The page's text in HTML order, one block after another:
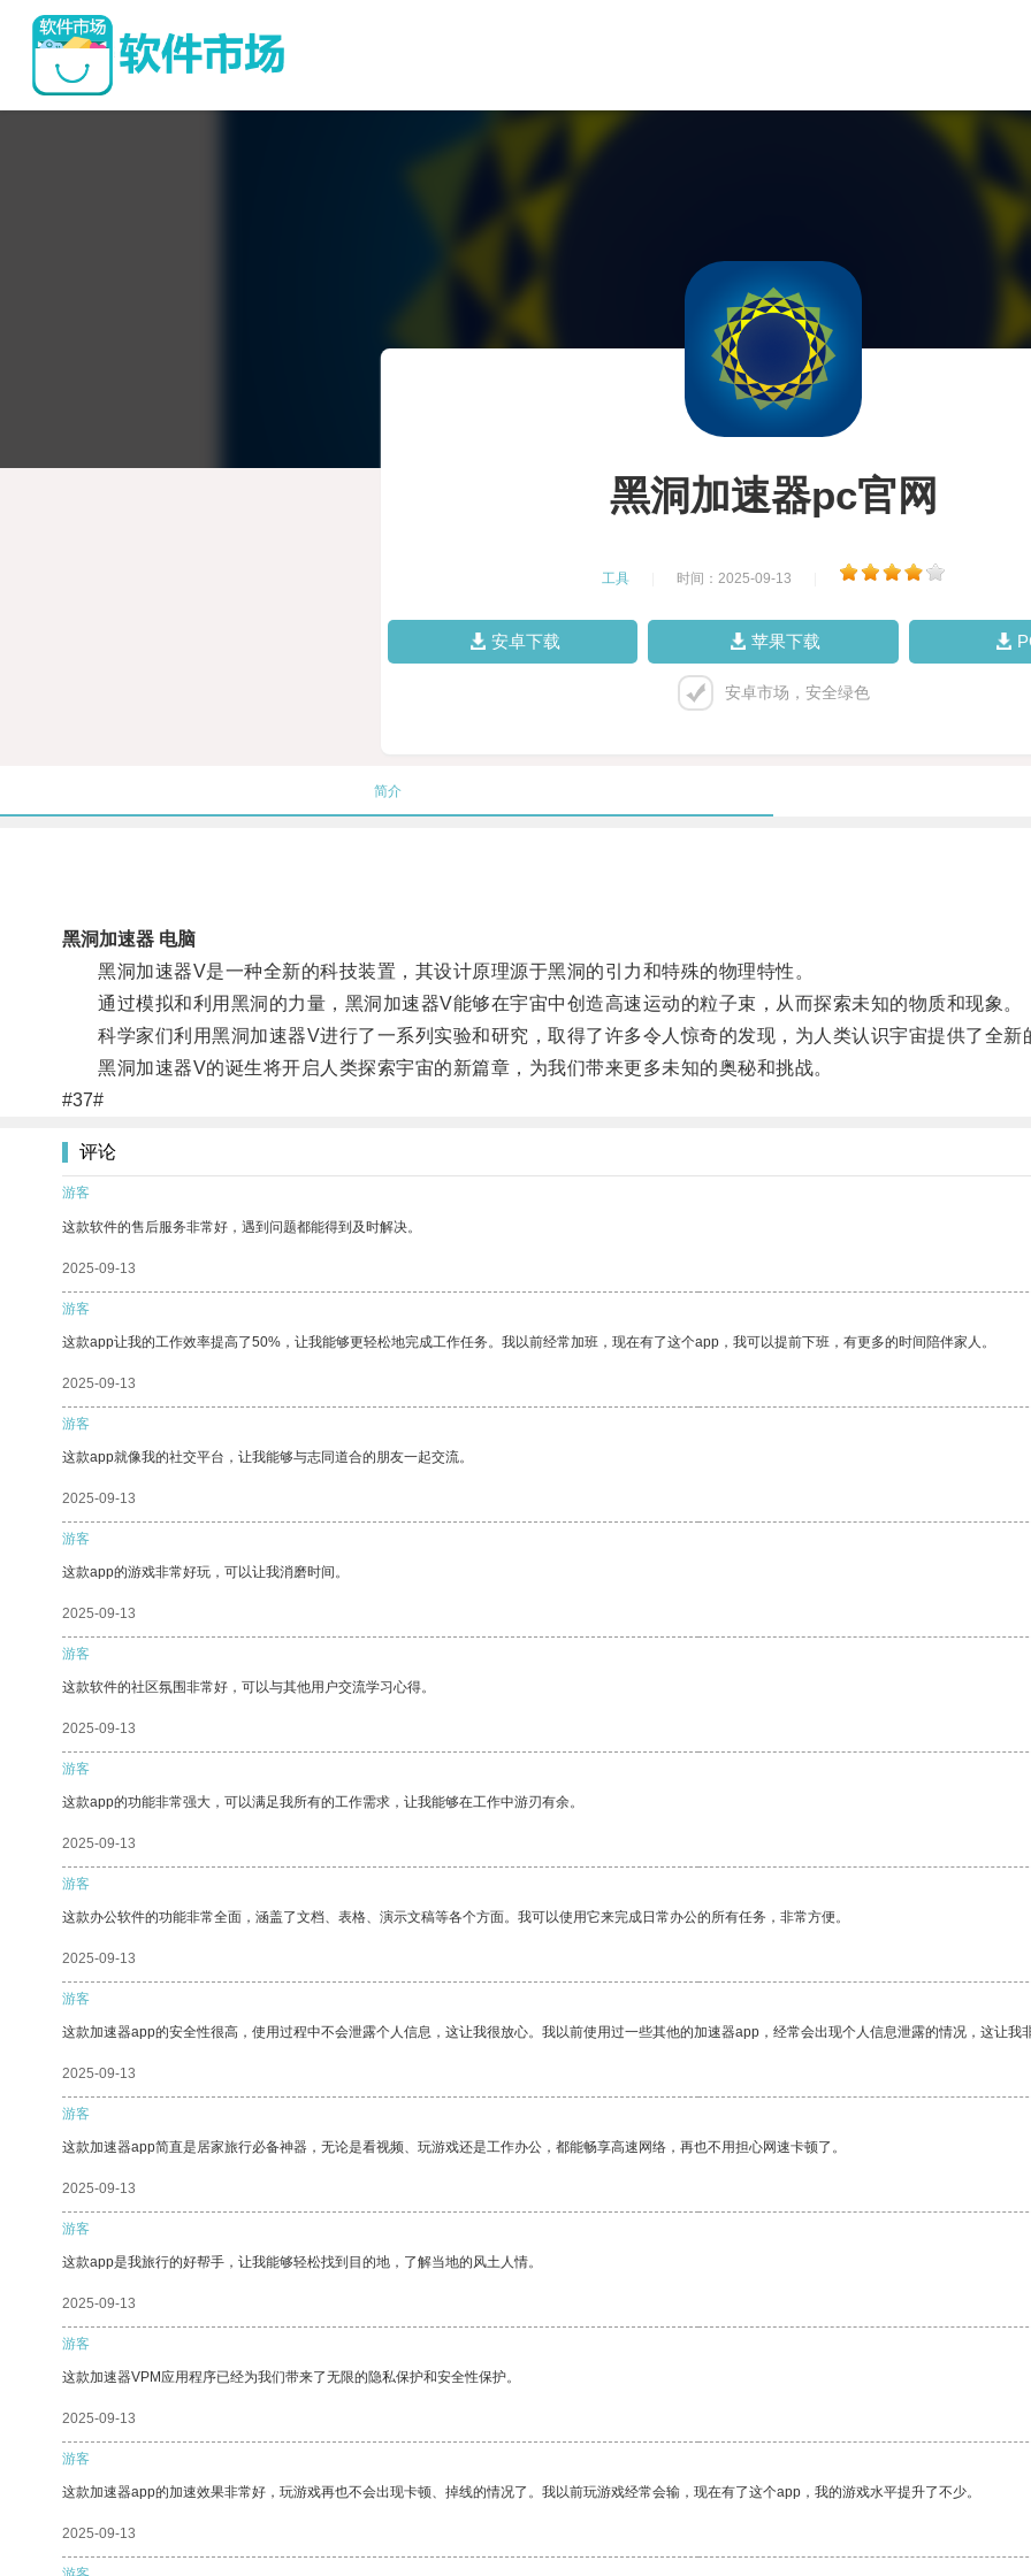
黑洞加速器pc官网
工具 时间：2025-09-13
安卓下载 苹果下载
安卓市场，安全绿色
简介
黑洞加速器 电脑
黑洞加速器V是一种全新的科技装置，其设计原理源于黑洞的引力和特殊的物理特性。
通过模拟和利用黑洞的力量，黑洞加速器V能够在宇宙中创造高速运动的粒子束，从而探索未知的物质和现象。
科学家们利用黑洞加速器V进行了一系列实验和研究，取得了许多令人惊奇的发现，为人类认识宇宙提供了全新
黑洞加速器V的诞生将开启人类探索宇宙的新篇章，为我们带来更多未知的奥秘和挑战。
#37#
评论
游客
这款软件的售后服务非常好，遇到问题都能得到及时解决。
2025-09-13
游客
这款app让我的工作效率提高了50%，让我能够更轻松地完成工作任务。我以前经常加班，现在有了这个app，我可以提前下班，有更多的时间陪伴家人。
2025-09-13
游客
这款app就像我的社交平台，让我能够与志同道合的朋友一起交流。
2025-09-13
游客
这款app的游戏非常好玩，可以让我消磨时间。
2025-09-13
游客
这款软件的社区氛围非常好，可以与其他用户交流学习心得。
2025-09-13
游客
这款app的功能非常强大，可以满足我所有的工作需求，让我能够在工作中游刃有余。
2025-09-13
游客
这款办公软件的功能非常全面，涵盖了文档、表格、演示文稿等各个方面。我可以使用它来完成日常办公的所有任务，非常方便。
2025-09-13
游客
这款加速器app的安全性很高，使用过程中不会泄露个人信息，这让我很放心。我以前使用过一些其他的加速器app，经常会出现个人信息泄露的情况，这让我
2025-09-13
游客
这款加速器app简直是居家旅行必备神器，无论是看视频、玩游戏还是工作办公，都能畅享高速网络，再也不用担心网速卡顿了。
2025-09-13
游客
这款app是我旅行的好帮手，让我能够轻松找到目的地，了解当地的风土人情。
2025-09-13
游客
这款加速器VPM应用程序已经为我们带来了无限的隐私保护和安全性保护。
2025-09-13
游客
这款加速器app的加速效果非常好，玩游戏再也不会出现卡顿、掉线的情况了。我以前玩游戏经常会输，现在有了这个app，我的游戏水平提升了不少。
2025-09-13